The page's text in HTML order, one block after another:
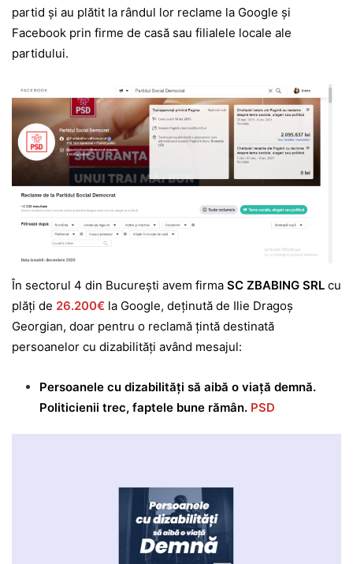
partid și au plătit la rândul lor reclame la Google și
Facebook prin firme de casă sau filialele locale ale
partidului.
În sectorul 4 din București avem firma SC ZBABING SRL cu
plăți de 26.200€ la Google, deținută de Ilie Dragoș
Georgian, doar pentru o reclamă țintă destinată
persoanelor cu dizabilități având mesajul:
Persoanele cu dizabilități să aibă o viață demnă.
Politicienii trec, faptele bune rămân. PSD